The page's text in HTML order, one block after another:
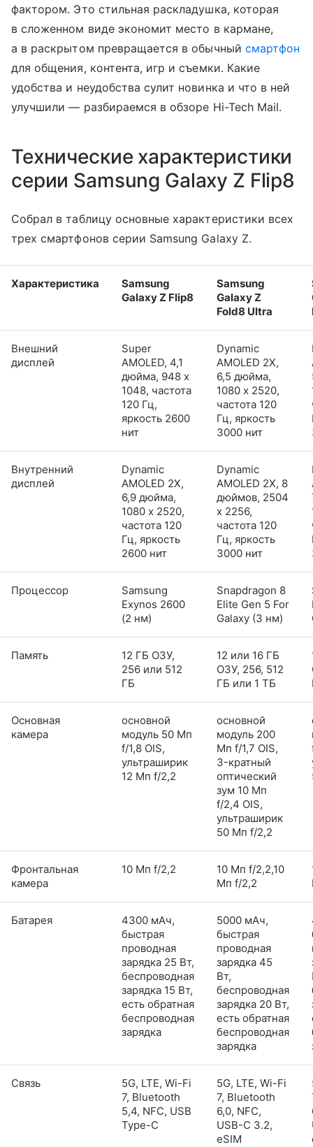
фактором. Это стильная раскладушка, которая
в сложенном виде экономит место в кармане,
а в раскрытом превращается в обычный смартфон
для общения, контента, игр и съемки. Какие
удобства и неудобства сулит новинка и что в ней
улучшили — разбираемся в обзоре Hi-Tech Mail.
Технические характеристики
серии Samsung Galaxy Z Flip8
Собрал в таблицу основные характеристики всех
трех смартфонов серии Samsung Galaxy Z.
Характеристика
Samsung
Galaxy Z Flip8
Samsung
Galaxy Z
Fold8 Ultra
Внешний
дисплей
Super
AMOLED, 4,1
дюйма, 948 x
1048, частота
120 Гц,
яркость 2600
нит
Dynamic
AMOLED 2X,
6,5 дюйма,
1080 x 2520,
частота 120
Гц, яркость
3000 нит
Внутренний
дисплей
Dynamic
AMOLED 2X,
6,9 дюйма,
1080 x 2520,
частота 120
Гц, яркость
2600 нит
Dynamic
AMOLED 2X, 8
дюймов, 2504
x 2256,
частота 120
Гц, яркость
3000 нит
Процессор
Samsung
Exynos 2600
(2 нм)
Snapdragon 8
Elite Gen 5 For
Galaxy (3 нм)
Память
12 ГБ ОЗУ,
256 или 512
ГБ
12 или 16 ГБ
ОЗУ, 256, 512
ГБ или 1 ТБ
Основная
камера
основной
модуль 50 Мп
f/1,8 OIS,
ультраширик
12 Мп f/2,2
основной
модуль 200
Мп f/1,7 OIS,
3-кратный
оптический
зум 10 Мп
f/2,4 OIS,
ультраширик
50 Мп f/2,2
Фронтальная
камера
10 Мп f/2,2
10 Мп f/2,2,10
Мп f/2,2
Батарея
4300 мАч,
быстрая
проводная
зарядка 25 Вт,
беспроводная
зарядка 15 Вт,
есть обратная
беспроводная
зарядка
5000 мАч,
быстрая
проводная
зарядка 45
Вт,
беспроводная
зарядка 20 Вт,
есть обратная
беспроводная
зарядка
Связь
5G, LTE, Wi-Fi
7, Bluetooth
5,4, NFC, USB
Type-C
5G, LTE, Wi-Fi
7, Bluetooth
6,0, NFC,
USB-C 3.2,
eSIM